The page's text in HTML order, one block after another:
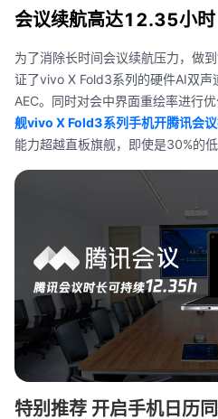
会议续航高达12.35小时
为了消除长时间会议续航压力，做
证了vivo X Fold3系列的硬件AI双声
AEC。同时对会中界面重绘率进行优
舰vivo X Fold3系列手机开腾讯会
能力超越直板旗舰，即使是30%的
特别推荐 开启手机日历